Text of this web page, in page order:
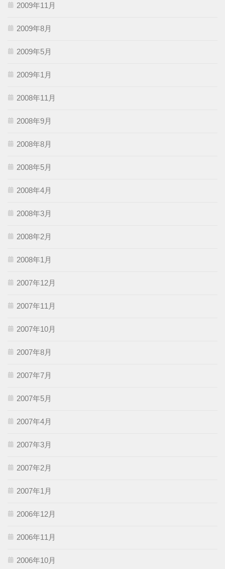
2009年11月
2009年8月
2009年5月
2009年1月
2008年11月
2008年9月
2008年8月
2008年5月
2008年4月
2008年3月
2008年2月
2008年1月
2007年12月
2007年11月
2007年10月
2007年8月
2007年7月
2007年5月
2007年4月
2007年3月
2007年2月
2007年1月
2006年12月
2006年11月
2006年10月